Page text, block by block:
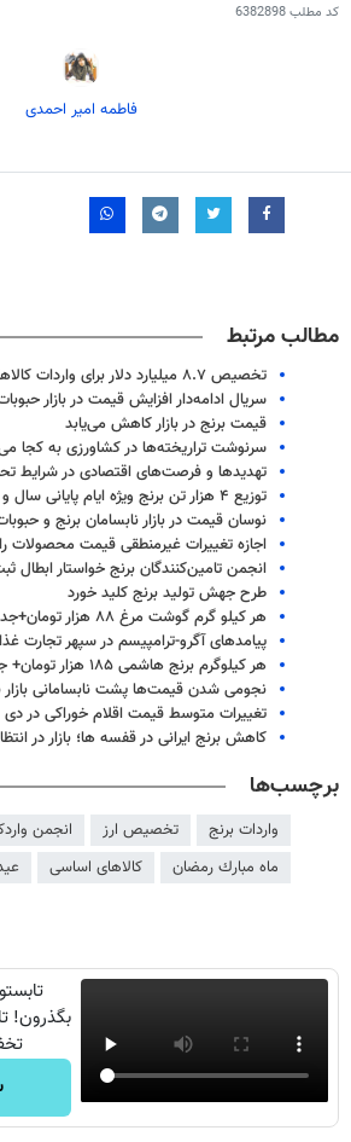
کد مطلب6382898
فاطمه امیر احمدی
مطالب مرتبط
تخصیص ۸.۷ میلیارد دلار برای واردات کالاهای اساسی تا پایان دی ماه
سریال ادامه‌دار افزایش قیمت در بازار
قیمت برنج در بازار کاهش می‌یابد
سرنوشت تراریخته‌ها در کشاورزی به کجا
تهدیدها و فرصت‌های اقتصادی در شرایط
توزیع ۴ هزار تن برنج ویژه ایام پایانی سال و ماه رمضان
نوسان قیمت در بازار نابسامان برنج و
اجازه تغییرات غیرمنطقی قیمت محصولات
انجمن تامین‌کنندگان برنج خواستار ابطال
طرح جهش تولید برنج کلید خورد
هر کیلو گرم گوشت مرغ ۸۸ هزار تومان+جدول
پیامدهای آگرو-ترامپیسم در سپهر تجارت
هر کیلوگرم برنج هاشمی ۱۸۵ هزار تومان+ جدول
نجومی شدن قیمت‌ها پشت نابسامانی
تغییرات متوسط قیمت اقلام خوراکی در دی
کاهش برنج ایرانی در قفسه ها؛ بازار در
برچسب‌ها
واردات برنج تخصیص ارز
انجمن
ماه مبارك رمضان
کالاهای اساسی
بگذرون!